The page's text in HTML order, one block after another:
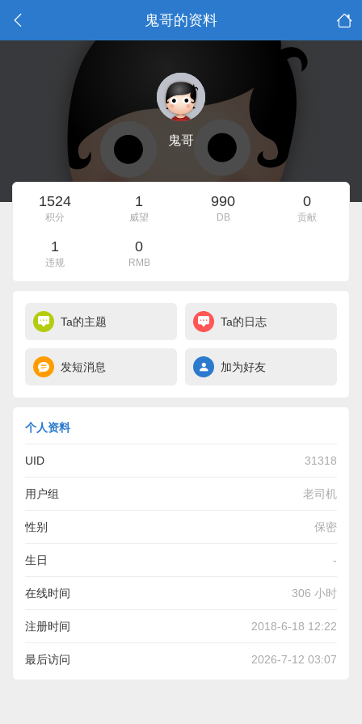
鬼哥的资料
鬼哥
1524
积分
1
威望
990
DB
0
贡献
1
违规
0
RMB
Ta的主题 Ta的日志
发短消息 加为好友
个人资料
UID 31318
用户组 老司机
性别 保密
生日 -
在线时间 306 小时
注册时间 2018-6-18 12:22
最后访问 2026-7-12 03:07